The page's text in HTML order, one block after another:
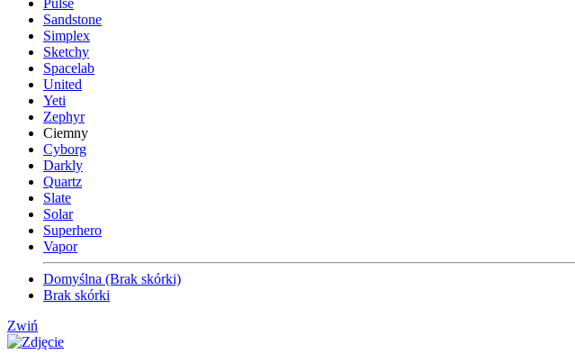
Pulse
Sandstone
Simplex
Sketchy
Spacelab
United
Yeti
Zephyr
Ciemny
Cyborg
Darkly
Quartz
Slate
Solar
Superhero
Vapor
Domyślna (Brak skórki)
Brak skórki
Zwiń